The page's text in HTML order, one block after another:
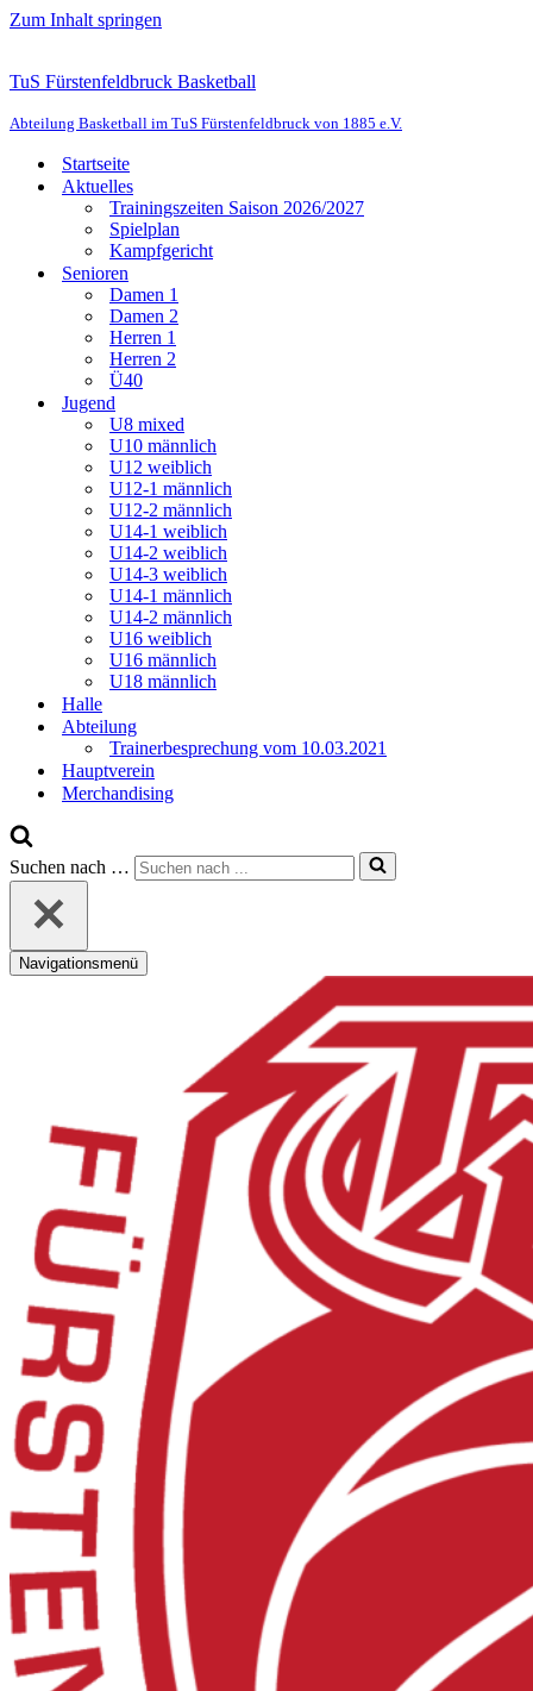
Zum Inhalt springen
TuS Fürstenfeldbruck Basketball
Abteilung Basketball im TuS Fürstenfeldbruck von 1885 e.V.
Startseite
Aktuelles
Trainingszeiten Saison 2026/2027
Spielplan
Kampfgericht
Senioren
Damen 1
Damen 2
Herren 1
Herren 2
Ü40
Jugend
U8 mixed
U10 männlich
U12 weiblich
U12-1 männlich
U12-2 männlich
U14-1 weiblich
U14-2 weiblich
U14-3 weiblich
U14-1 männlich
U14-2 männlich
U16 weiblich
U16 männlich
U18 männlich
Halle
Abteilung
Trainerbesprechung vom 10.03.2021
Hauptverein
Merchandising
Suchen nach …
Navigationsmenü